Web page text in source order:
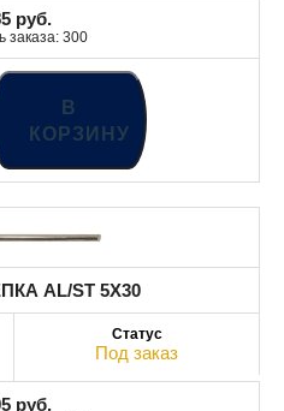
руб.
заказа: 300
В
КОРЗИНУ
AL/ST 5X30
Под заказ
руб.